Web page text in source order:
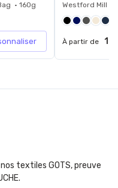
• 160g
Westford Mill •
À partir de
textiles GOTS, preuve